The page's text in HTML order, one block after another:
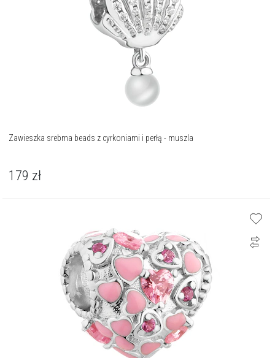
Zawieszka srebrna beads z cyrkoniami i perłą - muszla
179 zł